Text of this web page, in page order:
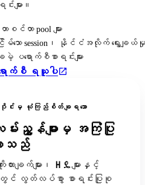
ျား။
င်တာ pool များ
ော session၊ နိုင်ငံအလိုက် ရွေးချယ်မှု
ောက်စီစာရင်းများ
ောက်စီ ရယူပါ
င်းမှ ယုံကြည်စိတ်ချရသော
မ်းညွှန်များမှ အကြံပြု
းသည်
းကားချက်များ၊ ዘዴများနှင့်
းတွင် လွတ်လပ်စွာ စာရင်းပြုစု